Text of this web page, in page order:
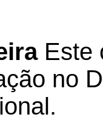
Este
no